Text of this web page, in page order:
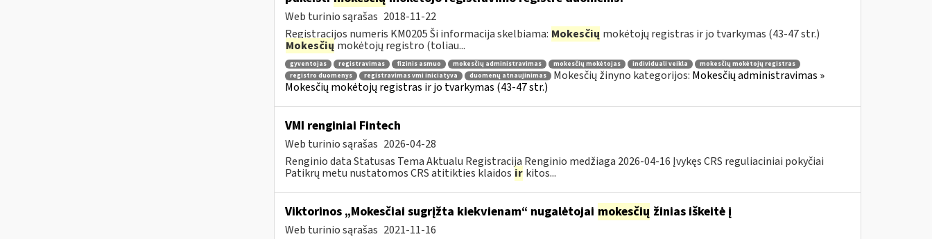
Web turinio sąrašas 2018-11-22
Registracijos numeris KM0205 Ši informacija skelbiama: Mokesčių mokėtojų registras ir jo tvarkymas (43-47 str.)
Mokesčių mokėtojų registro (toliau...
gyventojas registravimas fizinis asmuo mokesčių administravimas mokesčių mokėtojas individuali veikla
mokesčių mokėtojų registras
registro duomenys
registravimas vmi iniciatyva duomenų atnaujinimas Mokesčių žinyno kategorijos: Mokesčių administravimas »
Mokesčių mokėtojų registras ir jo tvarkymas (43-47 str.)
VMI renginiai Fintech
Web turinio sąrašas 2026-04-28
Renginio data Statusas Tema Aktualu Registracija Renginio medžiaga 2026-04-16 Įvykęs CRS reguliaciniai pokyčiai
Patikrų metu nustatomos CRS atitikties klaidos ir kitos...
Viktorinos „Mokesčiai sugrįžta kiekvienam“ nugalėtojai mokesčių žinias iškeitė į
Web turinio sąrašas 2021-11-16